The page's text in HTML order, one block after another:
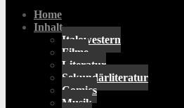
Home
Inhalt
Italowestern
Filme
Literatur
Sekundärliteratur
Comics
Musik